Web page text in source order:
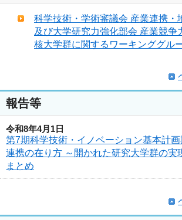
科学技術・学術審議会 産業連携・
及び大学研究力強化部会 産業競争
核大学群に関するワーキンググル
報告等
令和8年4月1日
第7期科学技術・イノベーション基本計
連携の在り方 ～開かれた研究大学群の実
まとめ